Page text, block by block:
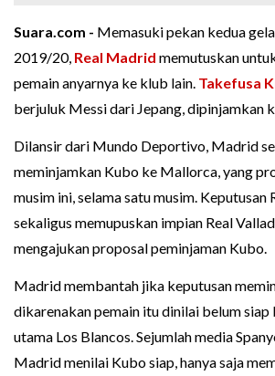
Suara.com - Memasuki pekan kedua
2019/20, Real Madrid memutuskan
pemain anyarnya ke klub lain. Takefusa
berjuluk Messi dari Jepang, dipinjamkan
Dilansir dari Mundo Deportivo, Madrid
meminjamkan Kubo ke Mallorca, yang
musim ini, selama satu musim. Keputusan
sekaligus memupuskan impian Real
mengajukan proposal peminjaman Kubo.
Madrid membantah jika keputusan
dikarenakan pemain itu dinilai belum
utama Los Blancos. Sejumlah media
Madrid menilai Kubo siap, hanya saja